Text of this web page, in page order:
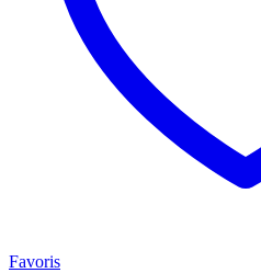
Favoris